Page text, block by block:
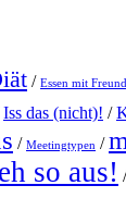
/ Essen mit
Iss das (nicht)! /
/ Meetingtypen /
so aus!